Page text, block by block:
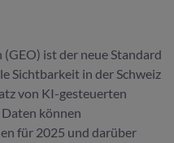
ist der neue Standard
Sichtbarkeit in der Schweiz
von KI-gesteuerten
können
für 2025 und darüber